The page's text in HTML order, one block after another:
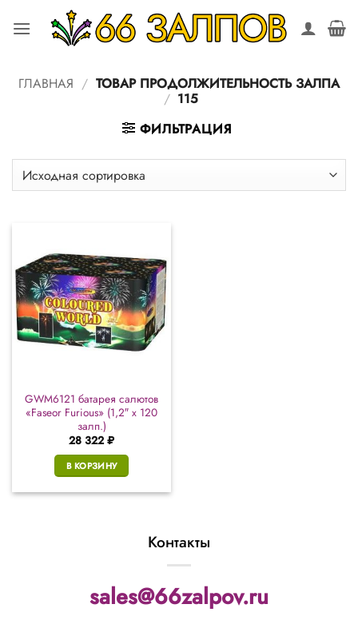
ГЛАВНАЯ / ТОВАР ПРОДОЛЖИТЕЛЬНОСТЬ ЗАЛПА
/ 115
ФИЛЬТРАЦИЯ
GWM6121 батарея салютов
«Faseor Furious» (1,2″ х 120
залп.)
28 322 ₽
В КОРЗИНУ
Контакты
sales@66zalpov.ru